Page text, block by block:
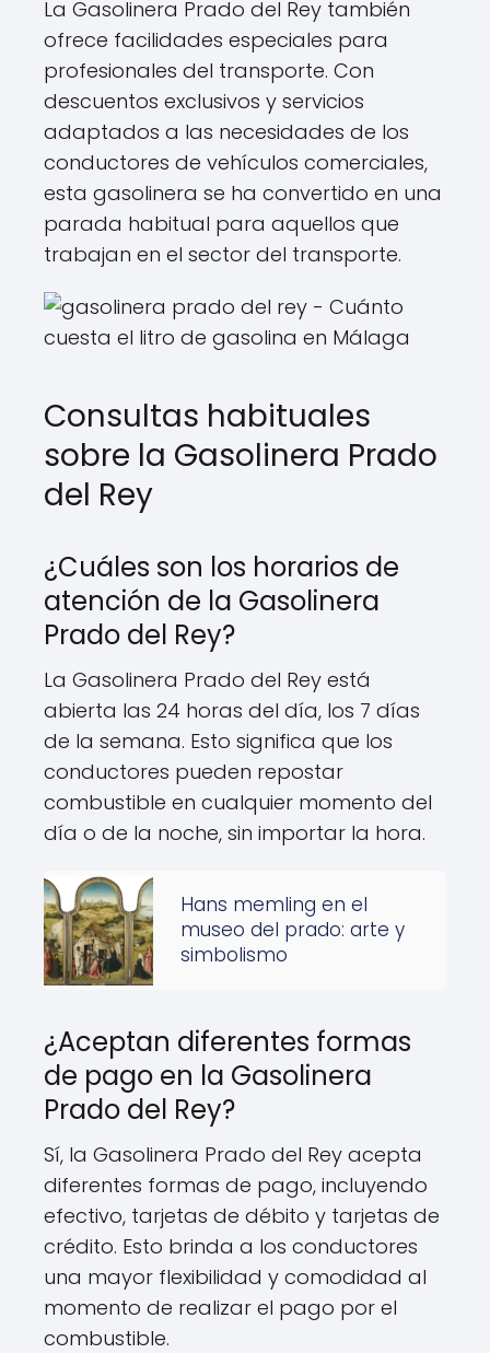
La Gasolinera Prado del Rey también
ofrece facilidades especiales para
profesionales del transporte. Con
descuentos exclusivos y servicios
adaptados a las necesidades de los
conductores de vehículos comerciales,
esta gasolinera se ha convertido en una
parada habitual para aquellos que
trabajan en el sector del transporte.
Consultas habituales
sobre la Gasolinera Prado
del Rey
¿Cuáles son los horarios de
atención de la Gasolinera
Prado del Rey?
La Gasolinera Prado del Rey está
abierta las 24 horas del día, los 7 días
de la semana. Esto significa que los
conductores pueden repostar
combustible en cualquier momento del
día o de la noche, sin importar la hora.
Hans memling en el
museo del prado: arte y
simbolismo
¿Aceptan diferentes formas
de pago en la Gasolinera
Prado del Rey?
Sí, la Gasolinera Prado del Rey acepta
diferentes formas de pago, incluyendo
efectivo, tarjetas de débito y tarjetas de
crédito. Esto brinda a los conductores
una mayor flexibilidad y comodidad al
momento de realizar el pago por el
combustible.